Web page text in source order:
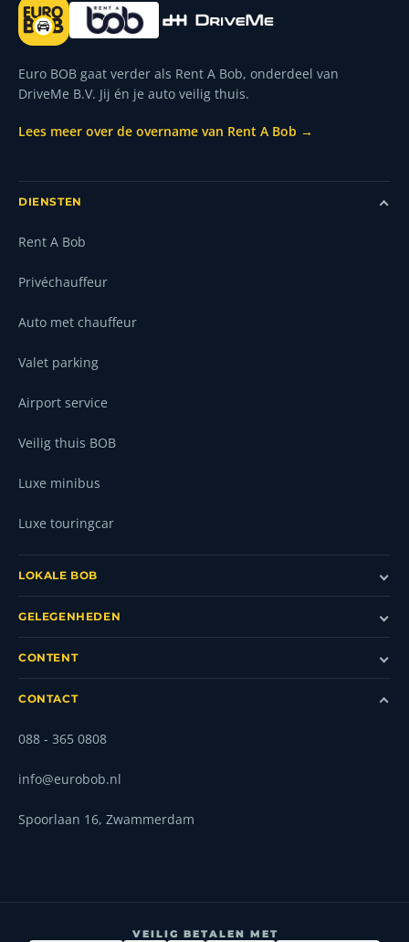
Euro BOB gaat verder als Rent A Bob, onderdeel van
DriveMe B.V. Jij én je auto veilig thuis.
Lees meer over de overname van Rent A Bob →
DIENSTEN
Rent A Bob
Privéchauffeur
Auto met chauffeur
Valet parking
Airport service
Veilig thuis BOB
Luxe minibus
Luxe touringcar
LOKALE BOB
GELEGENHEDEN
CONTENT
CONTACT
088 - 365 0808
info@eurobob.nl
Spoorlaan 16, Zwammerdam
VEILIG BETALEN MET